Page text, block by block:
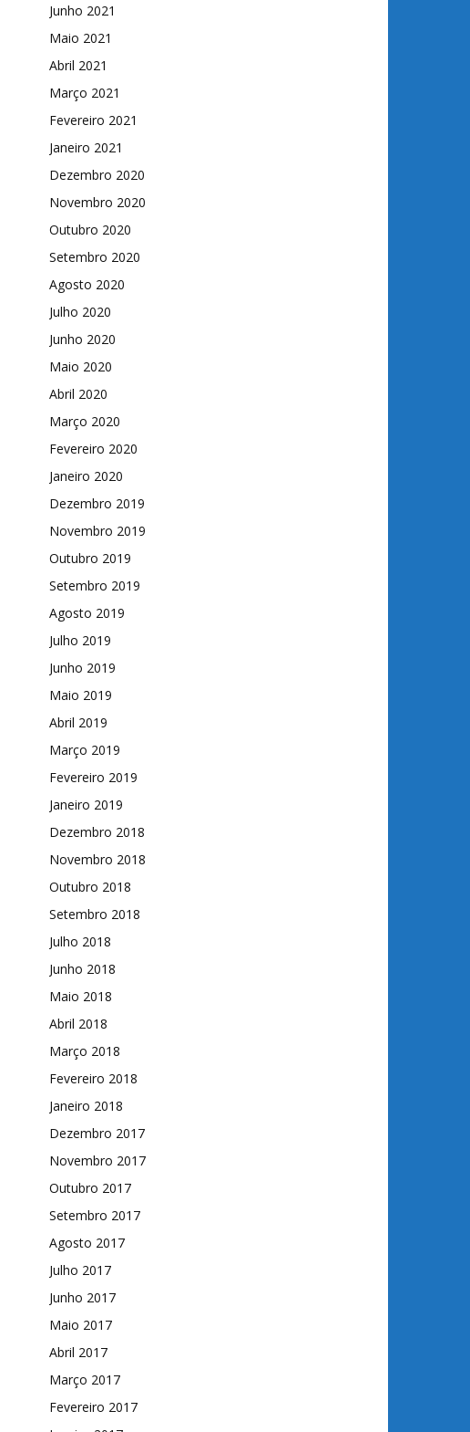
Junho 2021
Maio 2021
Abril 2021
Março 2021
Fevereiro 2021
Janeiro 2021
Dezembro 2020
Novembro 2020
Outubro 2020
Setembro 2020
Agosto 2020
Julho 2020
Junho 2020
Maio 2020
Abril 2020
Março 2020
Fevereiro 2020
Janeiro 2020
Dezembro 2019
Novembro 2019
Outubro 2019
Setembro 2019
Agosto 2019
Julho 2019
Junho 2019
Maio 2019
Abril 2019
Março 2019
Fevereiro 2019
Janeiro 2019
Dezembro 2018
Novembro 2018
Outubro 2018
Setembro 2018
Julho 2018
Junho 2018
Maio 2018
Abril 2018
Março 2018
Fevereiro 2018
Janeiro 2018
Dezembro 2017
Novembro 2017
Outubro 2017
Setembro 2017
Agosto 2017
Julho 2017
Junho 2017
Maio 2017
Abril 2017
Março 2017
Fevereiro 2017